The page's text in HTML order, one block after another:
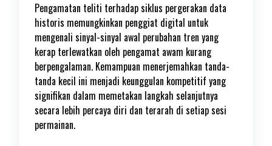
Pengamatan teliti terhadap siklus pergerakan data
historis memungkinkan penggiat digital untuk
mengenali sinyal-sinyal awal perubahan tren yang
kerap terlewatkan oleh pengamat awam kurang
berpengalaman. Kemampuan menerjemahkan tanda-
tanda kecil ini menjadi keunggulan kompetitif yang
signifikan dalam memetakan langkah selanjutnya
secara lebih percaya diri dan terarah di setiap sesi
permainan.